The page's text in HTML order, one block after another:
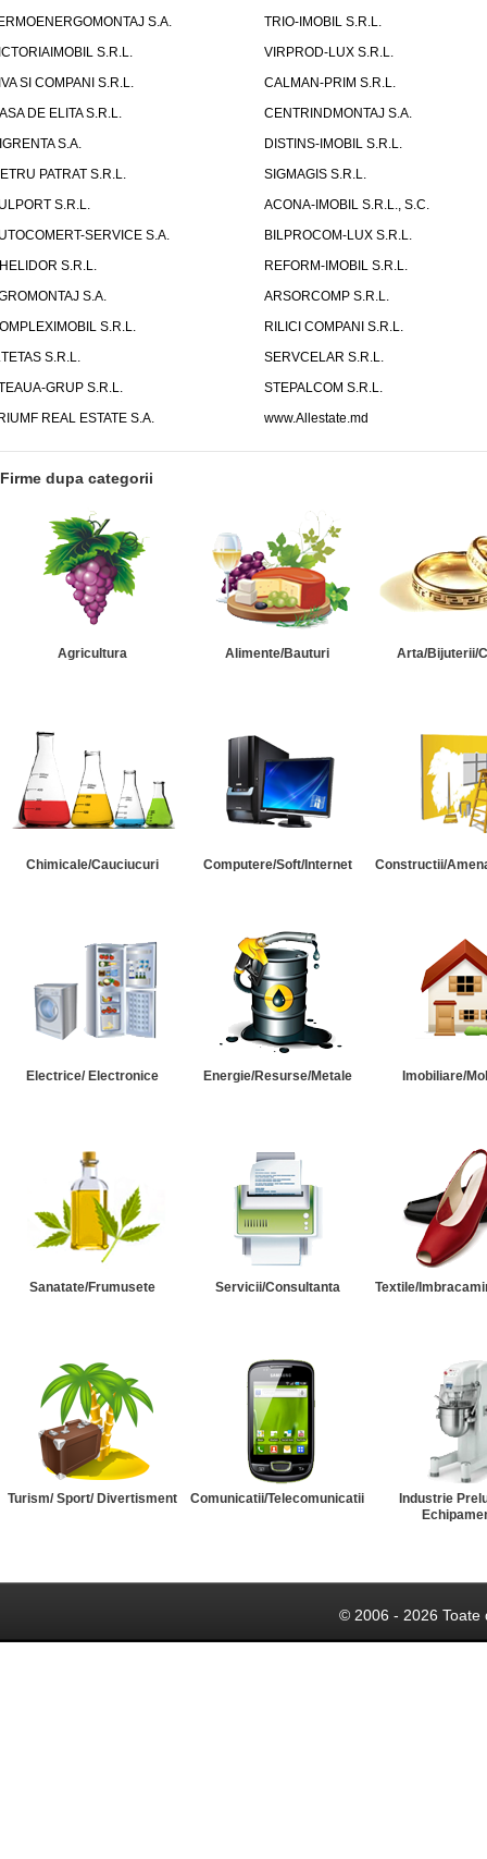
S.A.
TRIO-IMOBIL S.R.L.
S.R.L.
VIRPROD-LUX S.R.L.
SI COMPANI S.R.L.
CALMAN-PRIM S.R.L.
DE ELITA S.R.L.
CENTRINDMONTAJ S.A.
S.A.
DISTINS-IMOBIL S.R.L.
PATRAT S.R.L.
SIGMAGIS S.R.L.
S.R.L.
ACONA-IMOBIL S.R.L., S.C.
SERVICE S.A.
BILPROCOM-LUX S.R.L.
S.R.L.
REFORM-IMOBIL S.R.L.
S.A.
ARSORCOMP S.R.L.
S.R.L.
RILICI COMPANI S.R.L.
S.R.L.
SERVCELAR S.R.L.
GRUP S.R.L.
STEPALCOM S.R.L.
REAL ESTATE S.A.
www.Allestate.md
Firme dupa categorii
Agricultura Alimente/Bauturi Arta/Bijuterii/
Chimicale/Cauciucuri Computere/Soft/Internet Constructii/
Electrice/ Electronice Energie/Resurse/Metale Imobiliare/
Sanatate/Frumusete Servicii/Consultanta Textile/
Turism/ Sport/ Divertisment Comunicatii/Telecomunicatii
Industrie
© 2006 - 2026